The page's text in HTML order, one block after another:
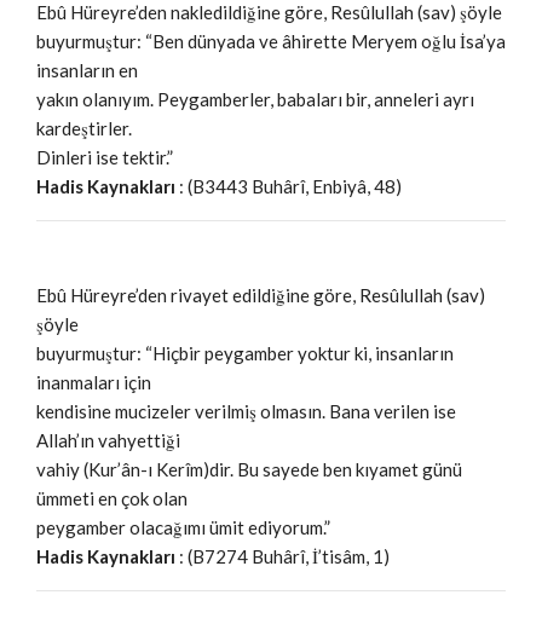
Ebû Hüreyre’den nakledildiğine göre, Resûlullah (sav) şöyle
buyurmuştur: “Ben dünyada ve âhirette Meryem oğlu İsa’ya
insanların en
yakın olanıyım. Peygamberler, babaları bir, anneleri ayrı
kardeştirler.
Dinleri ise tektir.”
Hadis Kaynakları : (B3443 Buhârî, Enbiyâ, 48)
Ebû Hüreyre’den rivayet edildiğine göre, Resûlullah (sav)
şöyle
buyurmuştur: “Hiçbir peygamber yoktur ki, insanların
inanmaları için
kendisine mucizeler verilmiş olmasın. Bana verilen ise
Allah’ın vahyettiği
vahiy (Kur’ân-ı Kerîm)dir. Bu sayede ben kıyamet günü
ümmeti en çok olan
peygamber olacağımı ümit ediyorum.”
Hadis Kaynakları : (B7274 Buhârî, İ’tisâm, 1)